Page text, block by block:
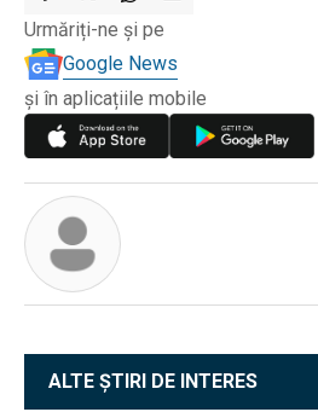
Urmăriți-ne și pe
Google News
și în aplicațiile mobile
ALTE ȘTIRI DE INTERES